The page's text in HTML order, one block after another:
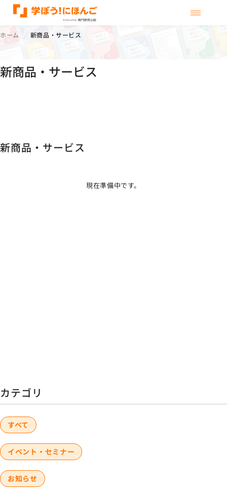
メニュー
ホーム
新商品・サービス
新商品・サービス
新商品・サービス
現在準備中です。
カテゴリ
すべて
イベント・セミナー
お知らせ